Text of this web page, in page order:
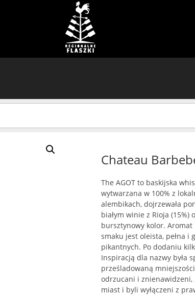
Chateau
The AGOT to baskijska
wytwarzana w 100% z
alembikach, dojrzewała
białym winie z Rioja
bursztynowy kolor. Aromat
smaku jest oleista, pełna i
pikantnych. Po dodaniu
Inspiracją dla nazwy była
prześladowaną
odrzucani i
miast i byli wyłączeni z